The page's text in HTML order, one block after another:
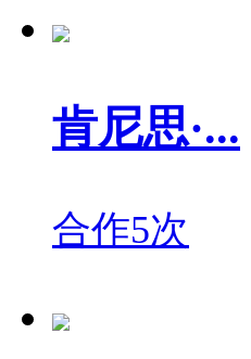
肯尼思·...
合作5次